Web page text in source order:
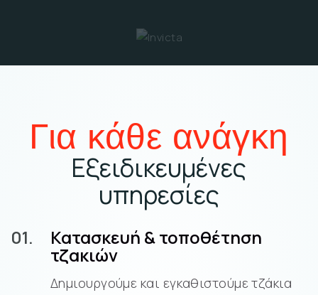
Για κάθε ανάγκη
Εξειδικευμένες
υπηρεσίες
01. Κατασκευή & τοποθέτηση
τζακιών
Δημιουργούμε και εγκαθιστούμε τζάκια